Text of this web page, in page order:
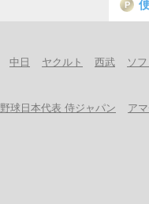
P
中日 ヤクルト 西武 ソ
野球日本代表 侍ジャパン ア